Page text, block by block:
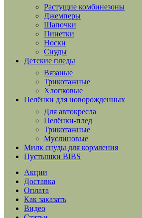
Растущие комбинезоны
Джемперы
Шапочки
Пинетки
Носки
Снуды
Детские пледы
Вязаные
Трикотажные
Хлопковые
Пелёнки для новорожденных
Для автокресла
Пелёнки-плед
Трикотажные
Муслиновые
Милк снуды для кормления
Пустышки BIBS
Акции
Доставка
Оплата
Как заказать
Видео